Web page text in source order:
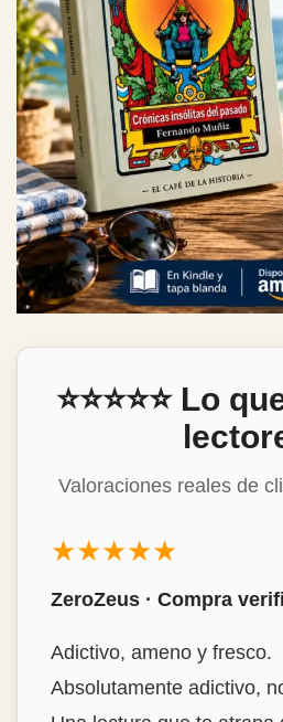
⭐⭐⭐⭐⭐ Lo
Valoraciones reales de
★★★★★
Mon Álvarez · Compra
Estrambóticamente genial!
Buenísimo, destacaría la